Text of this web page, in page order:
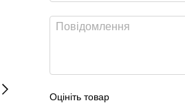
Оцініть товар